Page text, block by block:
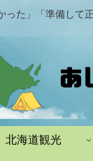
った」「準備して
北海道観光